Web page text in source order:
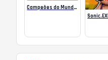
Campeões do Mundo (ISS) Online